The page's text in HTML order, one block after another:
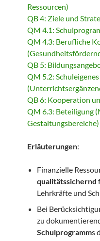
Ressourcen)
QB 4: Ziele und
QM 4.1:
QM 4.3: Berufliche
QB 5:
QM 5.2:
QB 6: Kooperation
QM 6.3: Beteiligung
Gestaltungsbereiche)
Erläuterungen:
Finanzielle
qualitätssichernd
Lehrkräfte und
Bei
zu
Schulprogramms